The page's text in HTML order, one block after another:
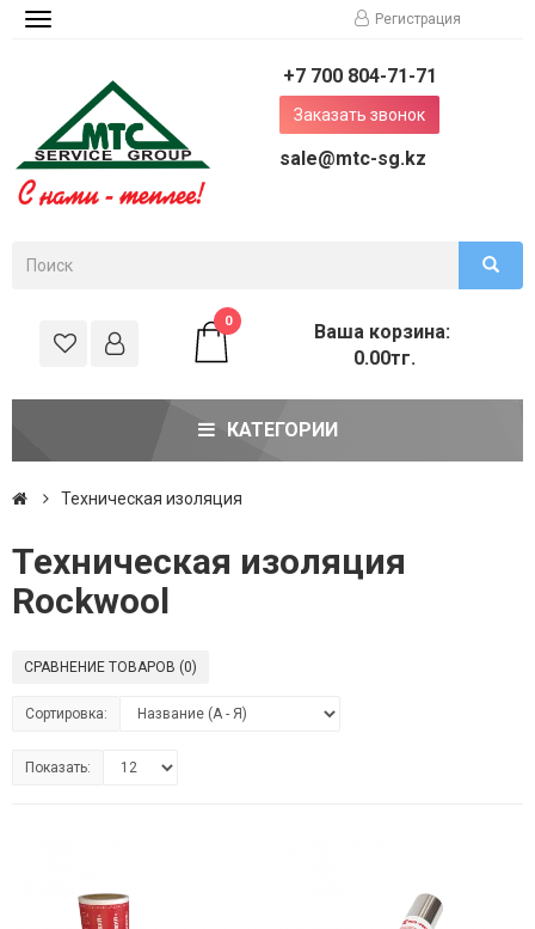
Toggle
Регистрация
+7 700 804-71-71
Заказать звонок
sale@mtc-sg.kz
0
Ваша корзина:
0.00тг.
КАТЕГОРИИ
Техническая изоляция
Техническая изоляция
Rockwool
СРАВНЕНИЕ ТОВАРОВ (0)
Сортировка:
Показать: